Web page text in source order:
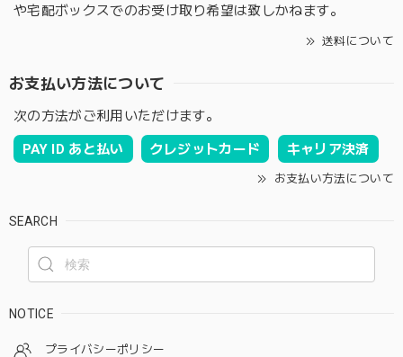
や宅配ボックスでのお受け取り希望は致しかねます。
送料について
お支払い方法について
次の方法がご利用いただけます。
PAY ID あと払い クレジットカード キャリア決済
お支払い方法について
SEARCH
NOTICE
プライバシーポリシー